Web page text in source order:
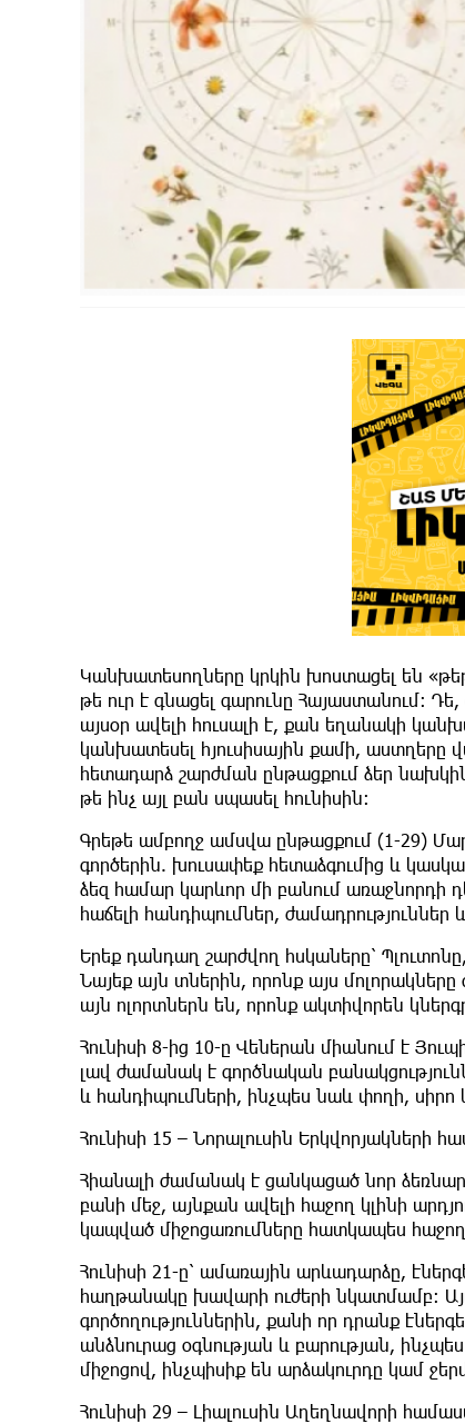
Կանխատեսողները կրկին խոստացել են
թե ուր է գնացել գարունը Հայաստանում:
այսօր ավելի հուսալի է, քան եղանակի
կանխատեսել հյուսիսային քամի, աստղերը
հետադարձ շարժման ընթացքում ձեր
թե ինչ այլ բան սպասել հունիսին։
Գրեթե ամբողջ ամսվա ընթացքում (1-29)
գործերին. խուսափեք հետաձգումից և
ձեզ համար կարևոր մի բանում առաջնորդի
հաճելի հանդիպումներ, ժամադրություններ
Երեք դանդաղ շարժվող հսկաները՝
Նայեք այն տներին, որոնք այս
այն ոլորտներն են, որոնք ակտիվորեն
Հունիսի 8-ից 10-ը Վեներան միանում է
լավ ժամանակ է գործնական
և հանդիպումների, ինչպես նաև փողի,
Հունիսի 15 – Նորալուսին Երկվորյակների
Հիանալի ժամանակ է ցանկացած նոր
բանի մեջ, այնքան ավելի հաջող կլինի
կապված միջոցառումները հատկապես
Հունիսի 21-ը՝ ամառային արևադարձը,
հաղթանակը խավարի ուժերի նկատմամբ։
գործողություններին, քանի որ դրանք
անձնուրաց օգնության և բարության,
միջոցով, ինչպիսիք են արձակուրդը կամ
Հունիսի 29 – Լիալուսին Աղեղնավորի